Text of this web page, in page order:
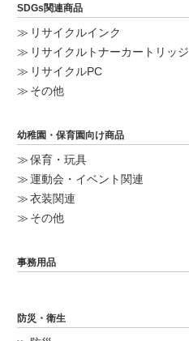
SDGs関連商品
リサイクルインク
リサイクルトナーカートリッジ
リサイクルPC
その他
幼稚園・保育園向け商品
保育・玩具
運動会・イベント関連
衣装関連
その他
事務用品
防災・衛生